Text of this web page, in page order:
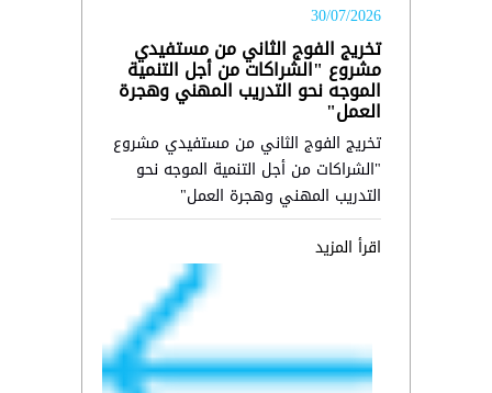
30/07/2026
تخريج الفوج الثاني من مستفيدي
مشروع "الشراكات من أجل التنمية
الموجه نحو التدريب المهني وهجرة
العمل"
تخريج الفوج الثاني من مستفيدي مشروع
"الشراكات من أجل التنمية الموجه نحو
التدريب المهني وهجرة العمل"
اقرأ المزيد